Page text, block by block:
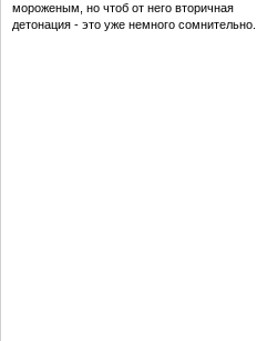
мороженым, но чтоб от него вторичная
детонация - это уже немного сомнительно...